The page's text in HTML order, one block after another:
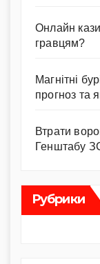
Онлайн
гравцям?
Магнітні
прогноз та
Втрати
Генштабу
Рубрики